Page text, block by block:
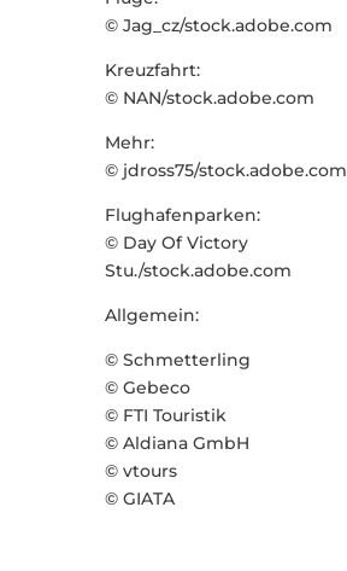
© Jag_cz/stock.adobe.com
Kreuzfahrt:
© NAN/stock.adobe.com
Mehr:
© jdross75/stock.adobe.com
Flughafenparken:
© Day Of Victory
Stu./stock.adobe.com
Allgemein:
© Schmetterling
© Gebeco
© FTI Touristik
© Aldiana GmbH
© vtours
© GIATA